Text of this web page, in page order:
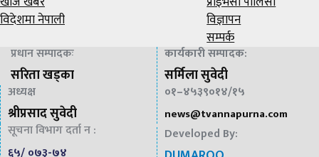
विदेशमा नेपाली
विज्ञापन
सम्पर्क
प्रधान सम्पादकः
सरिता खड्का
कार्यकारी सम्पादक:
सर्मिला सुवेदी
अध्यक्ष
श्रीप्रसाद सुवेदी
०१–४५३९०१४/१५
news@tvannapurna.com
सूचना विभाग दर्ता न :
६५/ ०७३-७४
Developed By: